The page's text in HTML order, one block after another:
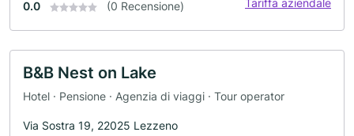
0.0 (0 Recensione) Tariffa aziendale
B&B Nest on Lake
Hotel · Pensione · Agenzia di viaggi · Tour operator
Via Sostra 19, 22025 Lezzeno